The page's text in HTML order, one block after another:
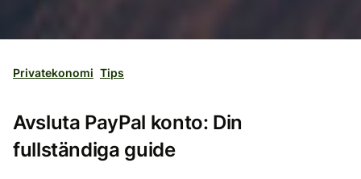
Privatekonomi Tips
Avsluta PayPal konto: Din
fullständiga guide